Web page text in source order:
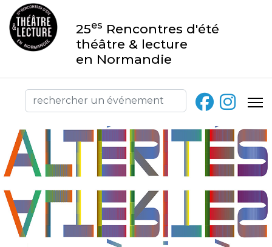
25es Rencontres d'été
théâtre & lecture
en Normandie